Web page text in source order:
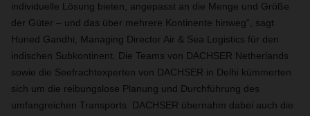
individuelle Lösung bieten, angepasst an die Menge und Größe
der Güter – und das über mehrere Kontinente hinweg“, sagt
Huned Gandhi, Managing Director Air & Sea Logistics für den
indischen Subkontinent. Die Teams von DACHSER Netherlands
sowie die Seefrachtexperten von DACHSER in Delhi kümmerten
sich um die reibungslose Planung und Durchführung des
umfangreichen Transports. DACHSER übernahm dabei auch die